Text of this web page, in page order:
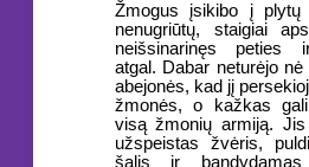
Žmogus įsikibo į plytų
nenugriūtų, staigiai
neišsinarinęs peties
atgal. Dabar neturėjo nė
abejonės, kad jį
žmonės, o kažkas
visą žmonių armiją.
užspeistas žvėris,
šalis ir bandydamas